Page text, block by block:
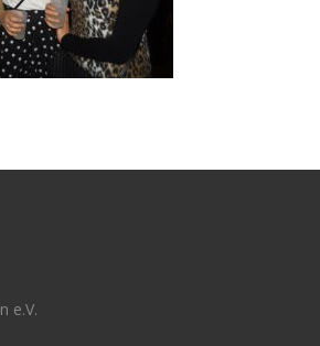
e.V.